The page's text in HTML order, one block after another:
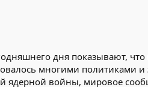
дня показывают,
многими политиками и
ядерной войны, мировое